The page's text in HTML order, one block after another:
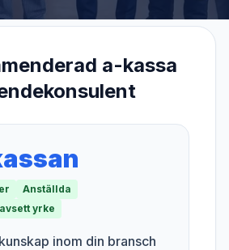
a-kassa
Anställda
yrke
inom din bransch